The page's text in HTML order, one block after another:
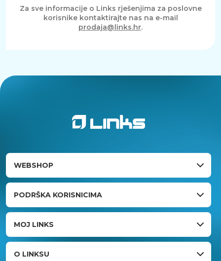
Za sve informacije o Links rješenjima za poslovne
korisnike kontaktirajte nas na e-mail
prodaja@links.hr.
WEBSHOP
PODRŠKA KORISNICIMA
MOJ LINKS
O LINKSU